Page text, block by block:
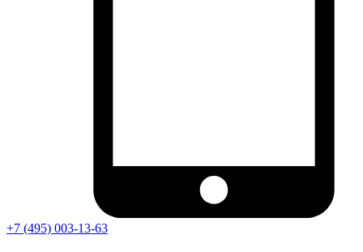
+7 (495) 003-13-63